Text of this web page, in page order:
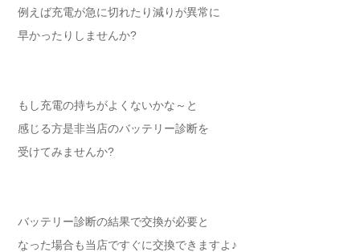
例えば充電が急に切れたり減りが異常に
早かったりしませんか?
もし充電の持ちがよくないかな～と
感じる方是非当店のバッテリー診断を
受けてみませんか?
バッテリー診断の結果で交換が必要と
なった場合も当店ですぐに交換できますよ♪